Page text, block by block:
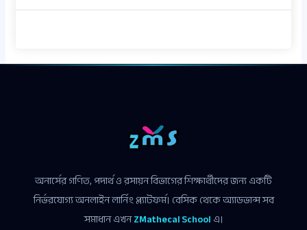
অনার্সের গণিত, পদার্থ ও রসায়ন বিভাগের শিক্ষার্থীদের জন্য একটি
নির্ভরযোগ্য অনলাইন লার্নিং প্ল্যাটফর্ম। বেসিক থেকে অ্যাডভান্স সব
সমাধান এখনZMathecal Schoolএ।